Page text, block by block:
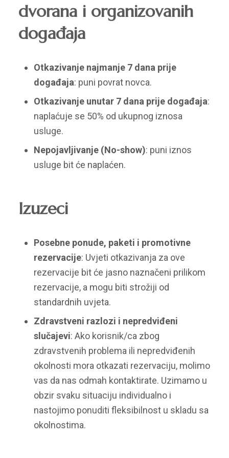
dvorana i organizovanih
događaja
Otkazivanje najmanje 7 dana prije
događaja: puni povrat novca.
Otkazivanje unutar 7 dana prije događaja:
naplaćuje se 50% od ukupnog iznosa
usluge.
Nepojavljivanje (No-show): puni iznos
usluge bit će naplaćen.
Izuzeci
Posebne ponude, paketi i promotivne
rezervacije: Uvjeti otkazivanja za ove
rezervacije bit će jasno naznačeni prilikom
rezervacije, a mogu biti strožiji od
standardnih uvjeta.
Zdravstveni razlozi i nepredviđeni
slučajevi: Ako korisnik/ca zbog
zdravstvenih problema ili nepredviđenih
okolnosti mora otkazati rezervaciju, molimo
vas da nas odmah kontaktirate. Uzimamo u
obzir svaku situaciju individualno i
nastojimo ponuditi fleksibilnost u skladu sa
okolnostima.